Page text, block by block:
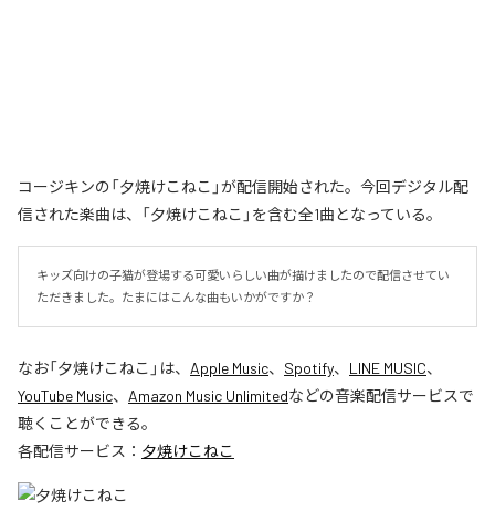
コージキンの「夕焼けこねこ」が配信開始された。今回デジタル配
信された楽曲は、「夕焼けこねこ」を含む全1曲となっている。
キッズ向けの子猫が登場する可愛いらしい曲が描けましたので配信させてい
ただきました。たまにはこんな曲もいかがですか？
なお「夕焼けこねこ 」は、 Apple Music、 Spotify、 LINE MUSIC、
YouTube Music、 Amazon Music Unlimitedなどの音楽配信サービスで
聴くことができる。
各配信サービス： 夕焼けこねこ